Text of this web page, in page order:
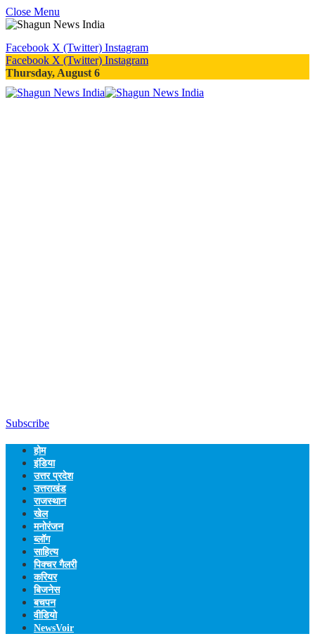
Close Menu
Facebook X (Twitter) Instagram
Facebook X (Twitter) Instagram
Thursday, August 6
Subscribe
होम
इंडिया
उत्तर प्रदेश
उत्तराखंड
राजस्थान
खेल
मनोरंजन
ब्लॉग
साहित्य
पिक्चर गैलरी
करियर
बिजनेस
बचपन
वीडियो
NewsVoir